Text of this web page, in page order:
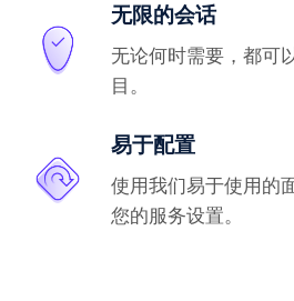
无限的会话
无论何时需要，都可
目。
易于配置
使用我们易于使用的
您的服务设置。